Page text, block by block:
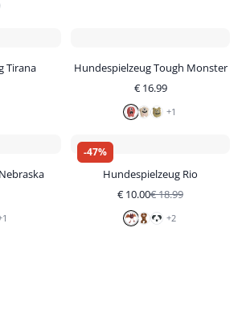
Tirana
Hundespielzeug Tough Monster
€ 16.99
+1
1
-47%
Hundespielzeug Rio
€ 10.00€18.99
+2